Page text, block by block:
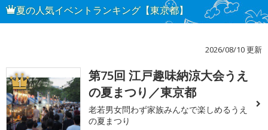
夏の人気イベントランキング【東京都】
2026/08/10 更新
1
第75回 江戸趣味納涼大会うえ
の夏まつり／東京都
老若男女問わず家族みんなで楽しめるうえ
の夏まつり